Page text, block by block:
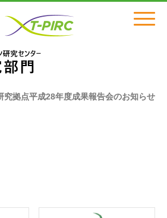
Click
究拠点平成28年度成果報告会のお知らせ